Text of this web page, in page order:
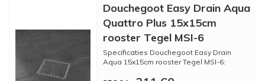
Douchegoot Easy Drain Aqua
Quattro Plus 15x15cm
rooster Tegel MSI-6
Specificaties Douchegoot Easy Drain
Aqua 15x15cm rooster Tegel MSI-6: